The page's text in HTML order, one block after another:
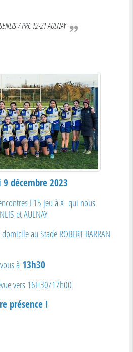
/ PRC 12-21 AULNAY
9 décembre 2023
F15 Jeu à X qui nous
et AULNAY
au Stade ROBERT BARRAN
à 13h30
vers 16H30/17h00
présence !